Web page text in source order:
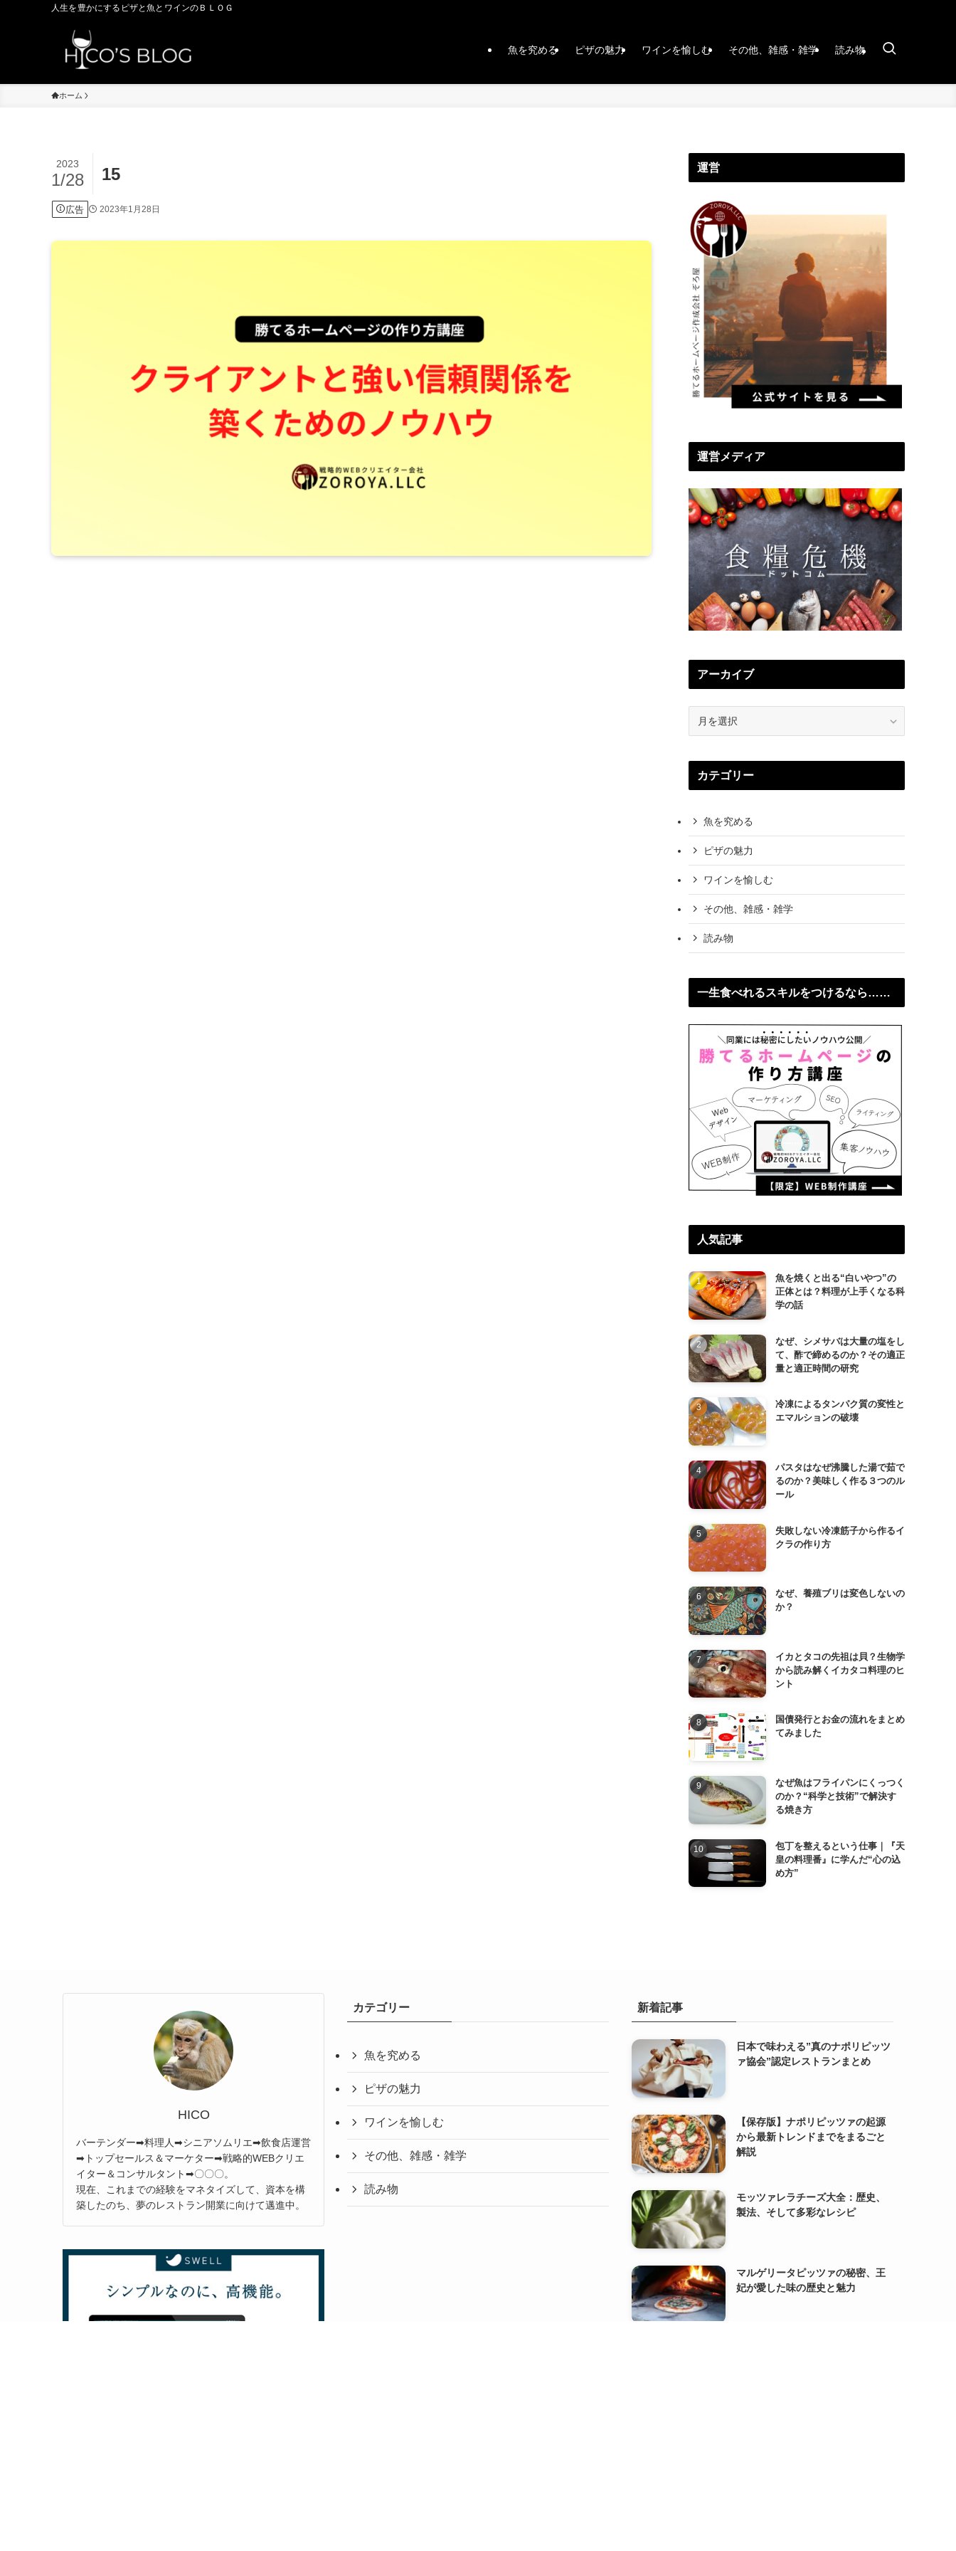
人生を豊かにするピザと魚とワインのＢＬＯＧ
魚を究める ピザの魅力 ワインを愉しむ その他、雑感・雑学 読み物
ホーム
15
2023
1/28
広告 2023年1月28日
運営
運営メディア
アーカイブ
イ
カテゴリー
魚を究める
ピザの魅力
ワインを愉しむ
その他、雑感・雑学
読み物
一生食べれるスキルをつけるなら……
人気記事
魚を焼くと出る“白いやつ”の
正体とは？料理が上手くなる科
学の話
なぜ、シメサバは大量の塩をし
て、酢で締めるのか？その適正
量と適正時間の研究
冷凍によるタンパク質の変性と
エマルションの破壊
パスタはなぜ沸騰した湯で茹で
るのか？美味しく作る３つのル
ール
失敗しない冷凍筋子から作るイ
クラの作り方
なぜ、養殖ブリは変色しないの
か？
イカとタコの先祖は貝？生物学
から読み解くイカタコ料理のヒ
ント
国債発行とお金の流れをまとめ
てみました
なぜ魚はフライパンにくっつく
のか？“科学と技術”で解決す
る焼き方
包丁を整えるという仕事｜『天
皇の料理番』に学んだ“心の込
め方”
HICO
バーテンダー➡料理人➡シニアソムリエ➡飲食店運営
➡トップセールス＆マーケター➡戦略的WEBクリエ
イター＆コンサルタント➡〇〇〇。
現在、これまでの経験をマネタイズして、資本を構
築したのち、夢のレストラン開業に向けて邁進中。
カテゴリー
魚を究める
ピザの魅力
ワインを愉しむ
その他、雑感・雑学
読み物
新着記事
日本で味わえる”真のナポリピッツ
ァ協会”認定レストランまとめ
【保存版】ナポリピッツァの起源
から最新トレンドまでをまるごと
解説
モッツァレラチーズ大全：歴史、
製法、そして多彩なレシピ
マルゲリータピッツァの秘密、王
妃が愛した味の歴史と魅力